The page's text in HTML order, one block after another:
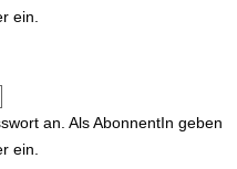
ein.
an. Als AbonnentIn geben
ein.